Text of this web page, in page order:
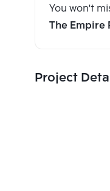
You won't
The Empire
Project